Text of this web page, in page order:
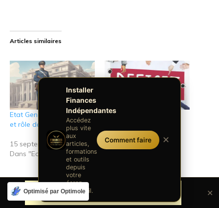
Articles similaires
Etat Gendarme: Définition
et rôle dans la société
15 septembre 2025
Dans "Economie"
Qu’est ce que le déficit
budgétaire ?
Optimisé par Optimole ✕
Installer
Finances
Indépendantes
Accédez
plus vite
aux
articles,
formations
et outils
depuis
votre
écran
d'accueil.
Comment faire ✕